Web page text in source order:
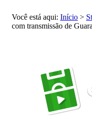
Você está aqui: Início >
com transmissão de